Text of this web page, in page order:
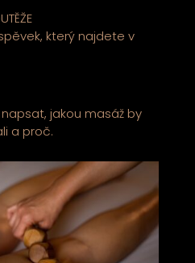
který najdete v
jakou masáž by
a proč.